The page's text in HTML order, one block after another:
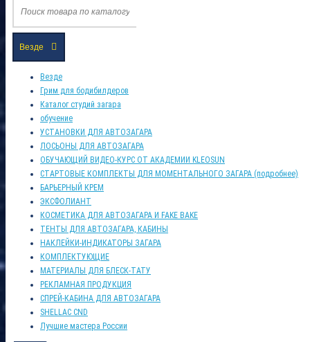
Везде
Везде
Грим для бодибилдеров
Каталог студий загара
обучение
УСТАНОВКИ ДЛЯ АВТОЗАГАРА
ЛОСЬОНЫ ДЛЯ АВТОЗАГАРА
ОБУЧАЮЩИЙ ВИДЕО-КУРС ОТ АКАДЕМИИ KLEOSUN
СТАРТОВЫЕ КОМПЛЕКТЫ ДЛЯ МОМЕНТАЛЬНОГО ЗАГАРА (подробнее)
БАРЬЕРНЫЙ КРЕМ
ЭКСФОЛИАНТ
КОСМЕТИКА ДЛЯ АВТОЗАГАРА И FAKE BAKE
ТЕНТЫ ДЛЯ АВТОЗАГАРА, КАБИНЫ
НАКЛЕЙКИ-ИНДИКАТОРЫ ЗАГАРА
КОМПЛЕКТУЮЩИЕ
МАТЕРИАЛЫ ДЛЯ БЛЕСК-ТАТУ
РЕКЛАМНАЯ ПРОДУКЦИЯ
СПРЕЙ-КАБИНА ДЛЯ АВТОЗАГАРА
SHELLAC CND
Лучшие мастера России